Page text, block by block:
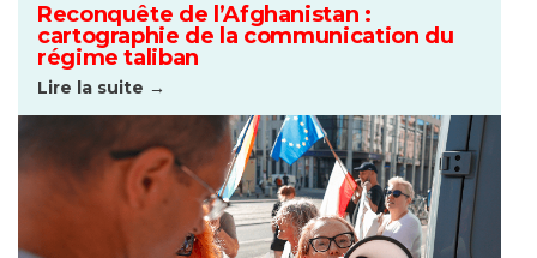
Reconquête de l’Afghanistan :
cartographie de la communication du
régime taliban
Lire la suite →